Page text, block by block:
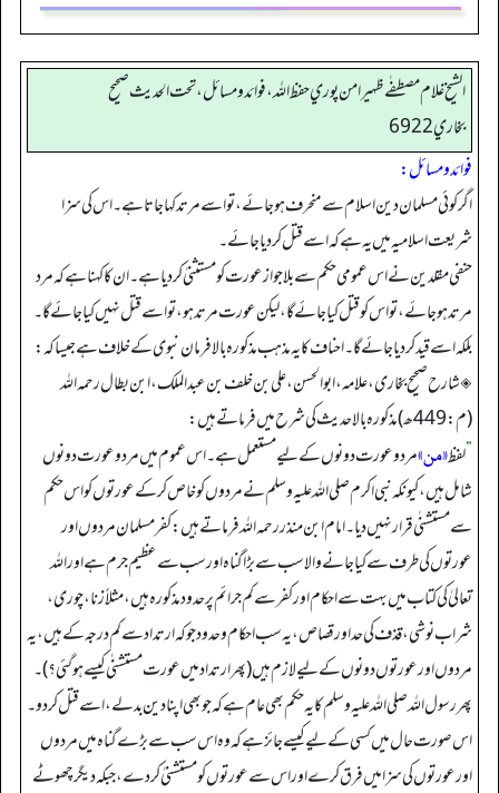
الشيخ غلام مصطفٰے ظهير امن پوري حفظ الله، فوائد و مسائل، تحت الحديث صحيح
بخاري 6922
فوائد و مسائل:
اگر کوئی مسلمان دین اسلام سے منحرف ہو جائے، تو اسے مرتد کہا جاتا ہے۔ اس کی سزا
شریعت اسلامیہ میں یہ ہے کہ اسے قتل کر دیا جائے۔
حنفی مقلدین نے اس عمومی حکم سے بلا جواز عورت کو مستثنیٰ کر دیا ہے۔ ان کا کہنا ہے کہ مرد
مرتد ہو جائے، تو اس کو قتل کیا جائے گا، لیکن عورت مرتد ہو، تو اسے قتل نہیں کیا جائے گا۔
بلکہ اسے قید کر دیا جائے گا۔ احناف کا یہ مذہب مذکورہ بالا فرمان نبوی کے خلاف ہے جیسا کہ:
◈ شارح صحیح بخاری، علامہ، ابوالحسن، علی بن خلف بن عبدالملک، ابن بطال رحمہ اللہ
(م: 449 ھ) مذکورہ بالا حدیث کی شرح میں فرماتے ہیں:
”لفظ«من»مرد و عورت دونوں کے لیے مستعمل ہے۔ اس عموم میں مرد و عورت دونوں
شامل ہیں، کیونکہ نبی اکرم صلی اللہ علیہ وسلم نے مردوں کو خاص کر کے عورتوں کو اس حکم
سے مستشنٰی قرار نہیں دیا۔ امام ابن منذر رحمہ اللہ فرماتے ہیں: کفر مسلمان مردوں اور
عورتوں کی طرف سے کیا جانے والا سب سے بڑا گناہ اور سب سے عظیم جرم ہے اور اللہ
تعالیٰ کی کتاب میں بہت سے احکام اور کفر سے کم جرائم پر حدود مذکورہ ہیں، مثلاً زنا، چوری،
شراب نوشی، قذف کی حد اور قصاص، یہ سب احکام و حدود جو کہ ارتداد سے کم درجہ کے ہیں، یہ
مردوں اور عورتوں دونوں کے لیے لازم ہیں (پھر ارتداد میں عورت مستشنٰی کیسے ہوگئی؟)۔
پھر رسول اللہ صلی اللہ علیہ وسلم کا یہ حکم بھی عام ہے کہ جو بھی اپنا دین بدلے، اسے قتل کر دو۔
اس صورت حال میں کسی کے لیے کیسے جائز ہے کہ وہ اس سب سے بڑے گناہ میں مردوں
اور عورتوں کی سزا میں فرق کرے اور اس سے عورتوں کو مستشنیٰ کر دے، جبکہ دیگر چھوٹے